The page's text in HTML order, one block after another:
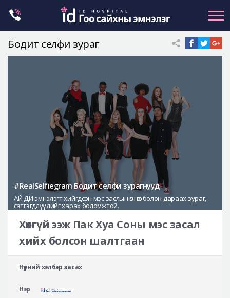
Ботокс , филлер
Галбиржуулах
Let Me In
Эмнэлгийн танилцуулга
Аюулгүй гоо сайхны мэс засал
Лавлах
Real Selfie Review
Бодит селфи зураг
#RealSelfiegram Бодит селфи зурагнууд
АЙ ДИ эмнэлэгт хийгдсэн мэс заслын өмнөх болон дараах зураг,
сэтгэгдлүүдийг харах боломжтой.
Хөхгүй ээж Пак Хуа Соны мэс засал
хийх болсон шалтгаан
Нүүрний хэлбэр засах
Нэр